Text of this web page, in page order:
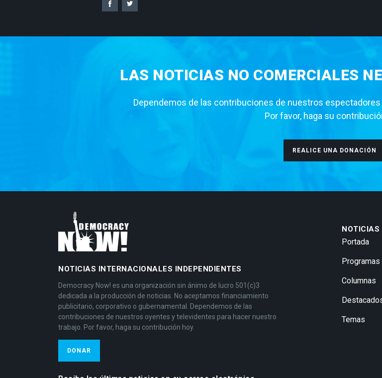
LAS NOTICIAS NO COMERCIALES
Dependemos de las contribuciones de nuestros
Por favor, haga su
REALICE UNA DONACIÓN
NOTICIAS INTERNACIONALES INDEPENDIENTES
Democracy Now! es una organización sin ánimo de lucro 501(c)3
dedicada a la producción de noticias. No aceptamos financiamiento
publicitario, corporativo o gubernamental. Dependemos de las
contribuciones de nuestros oyentes y televidentes para hacer nuestro
trabajo. Por favor, haga su contribución hoy.
DONAR
NOTICIAS
Portada
Programas
Columnas
Temas